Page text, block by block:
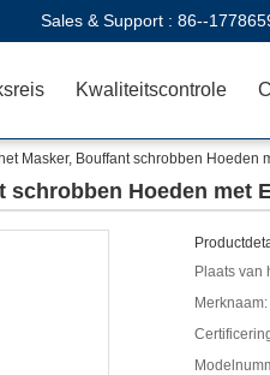
Sales & Support : 86--
Kwaliteitscontrole
Masker, Bouffant schrobben Hoeden
schrobben Hoeden met
Plaats van
Merknaam: